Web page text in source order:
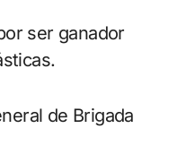
ser ganador
de Brigada